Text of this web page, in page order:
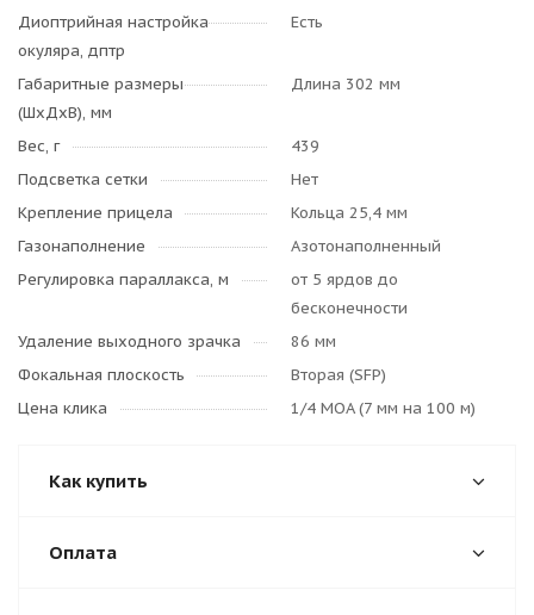
Диоптрийная настройка
окуляра, дптр
Есть
Габаритные размеры
(ШхДхВ), мм
Длина 302 мм
Вес, г
439
Подсветка сетки
Нет
Крепление прицела
Кольца 25,4 мм
Газонаполнение
Азотонаполненный
Регулировка параллакса, м
от 5 ярдов до
бесконечности
Удаление выходного зрачка
86 мм
Фокальная плоскость
Вторая (SFP)
Цена клика
1/4 MOA (7 мм на 100 м)
Как купить
Оплата